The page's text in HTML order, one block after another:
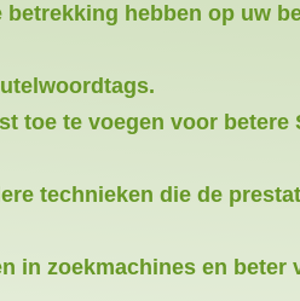
hebben op uw
toe te voegen voor betere
technieken die de
in zoekmachines en beter